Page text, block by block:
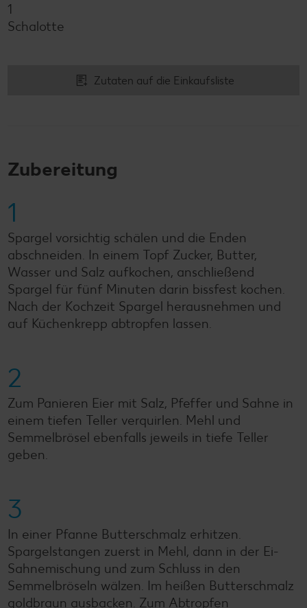
1
Schalotte
Zutaten auf die Einkaufsliste
Zubereitung
1
Spargel vorsichtig schälen und die Enden
abschneiden. In einem Topf Zucker, Butter,
Wasser und Salz aufkochen, anschließend
Spargel für fünf Minuten darin bissfest kochen.
Nach der Kochzeit Spargel herausnehmen und
auf Küchenkrepp abtropfen lassen.
2
Zum Panieren Eier mit Salz, Pfeffer und Sahne in
einem tiefen Teller verquirlen. Mehl und
Semmelbrösel ebenfalls jeweils in tiefe Teller
geben.
3
In einer Pfanne Butterschmalz erhitzen.
Spargelstangen zuerst in Mehl, dann in der Ei-
Sahnemischung und zum Schluss in den
Semmelbröseln wälzen. Im heißen Butterschmalz
goldbraun ausbacken. Zum Abtropfen